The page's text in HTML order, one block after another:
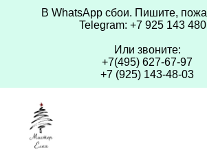
В WhatsApp сбои. Пишите,
Telegram: +7 925 143
Или звоните:
+7(495) 627-67-97
+7 (925) 143-48-03